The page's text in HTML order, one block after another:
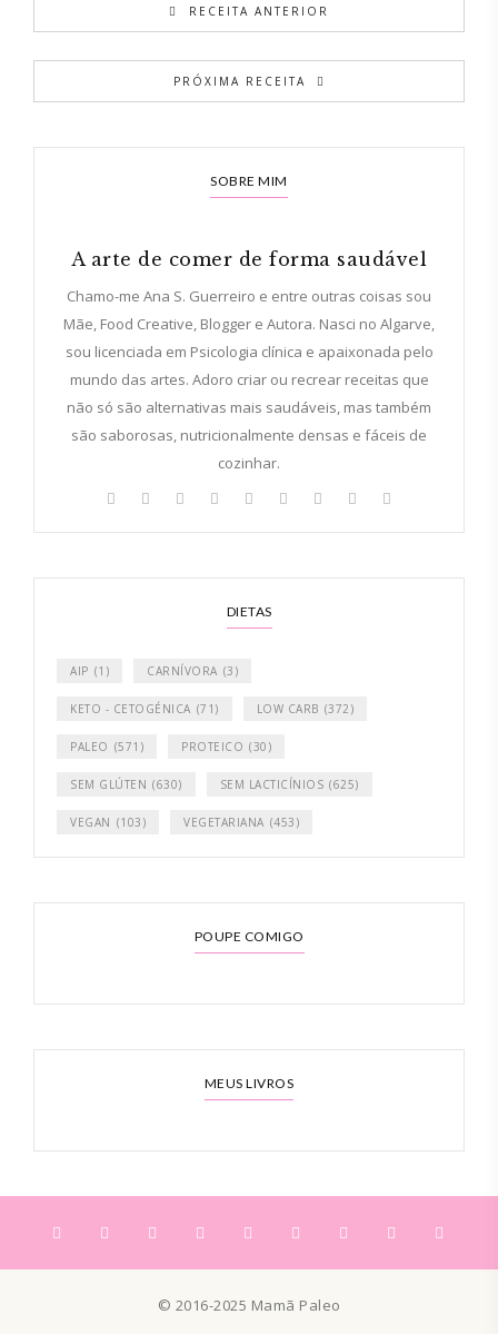
RECEITA ANTERIOR
PRÓXIMA RECEITA
SOBRE MIM
A arte de comer de forma saudável
Chamo-me Ana S. Guerreiro e entre outras coisas sou
Mãe, Food Creative, Blogger e Autora. Nasci no Algarve,
sou licenciada em Psicologia clínica e apaixonada pelo
mundo das artes. Adoro criar ou recrear receitas que
não só são alternativas mais saudáveis, mas também
são saborosas, nutricionalmente densas e fáceis de
cozinhar.
DIETAS
AIP (1) CARNÍVORA (3)
KETO - CETOGÉNICA (71) LOW CARB (372)
PALEO (571) PROTEICO (30)
SEM GLÚTEN (630) SEM LACTICÍNIOS (625)
VEGAN (103) VEGETARIANA (453)
POUPE COMIGO
MEUS LIVROS
© 2016-2025 Mamã Paleo